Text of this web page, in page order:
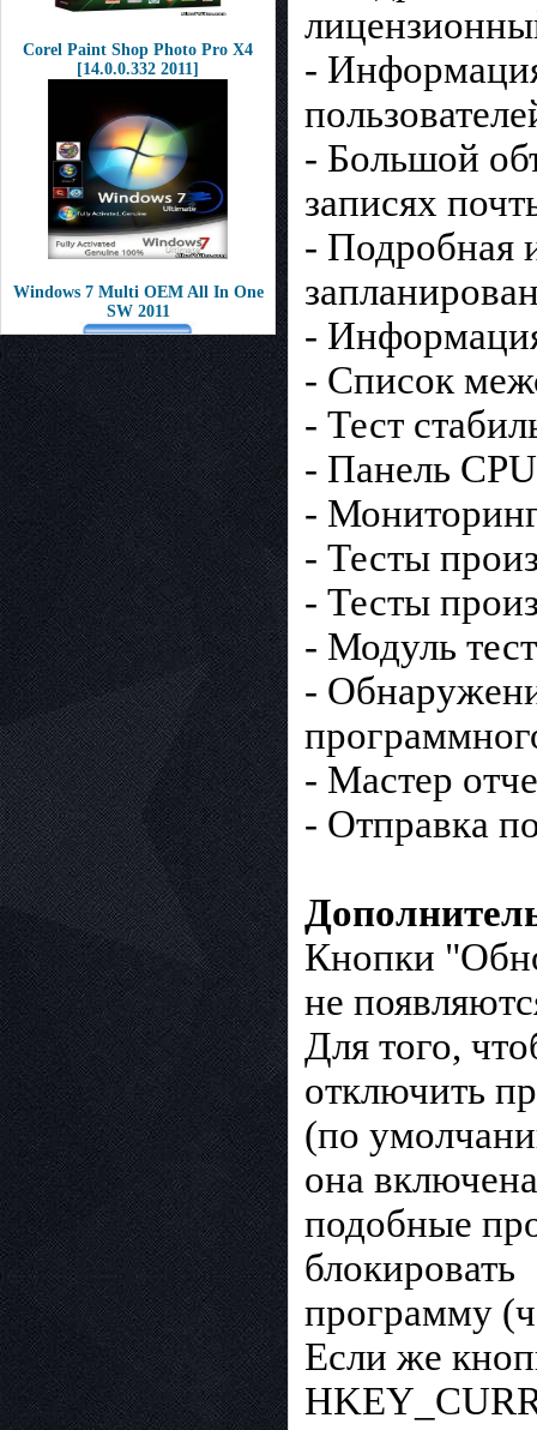
Corel Paint Shop Photo Pro X4
[14.0.0.332 2011]
Windows 7 Multi OEM All In One
SW 2011
-
- Большой
записях
- Подробная
-
- Список
- Тест
- Панель
-
- Тесты
- Тесты
- Модуль
-
- Мастер
- Отправка
Кнопки
не
Для того,
отключить
(по
она
подобные
блокировать
программу
Если же